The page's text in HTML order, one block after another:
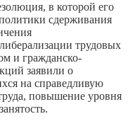
в которой его
сдерживания
трудовых
и гражданско-
заявили о
на справедливую
повышение уровня